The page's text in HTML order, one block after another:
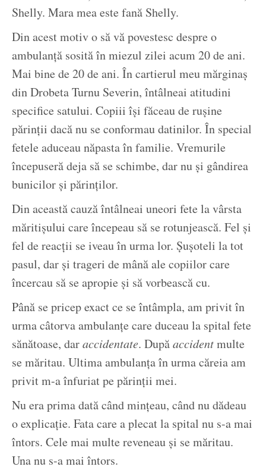
Shelly. Mara mea este fană Shelly.
Din acest motiv o să vă povestesc despre o
ambulanță sosită în miezul zilei acum 20 de ani.
Mai bine de 20 de ani. În cartierul meu mărginaș
din Drobeta Turnu Severin, întâlneai atitudini
specifice satului. Copiii își făceau de rușine
părinții dacă nu se conformau datinilor. În special
fetele aduceau năpasta în familie. Vremurile
începuseră deja să se schimbe, dar nu și gândirea
bunicilor și părinților.
Din această cauză întâlneai uneori fete la vârsta
măritișului care începeau să se rotunjească. Fel și
fel de reacții se iveau în urma lor. Șușoteli la tot
pasul, dar și trageri de mână ale copiilor care
încercau să se apropie și să vorbească cu.
Până se pricep exact ce se întâmpla, am privit în
urma câtorva ambulanțe care duceau la spital fete
sănătoase, daraccidentate. Dupăaccidentmulte
se măritau. Ultima ambulanța în urma căreia am
privit m-a înfuriat pe părinții mei.
Nu era prima dată când mințeau, când nu dădeau
o explicație. Fata care a plecat la spital nu s-a mai
întors. Cele mai multe reveneau și se măritau.
Una nu s-a mai întors.